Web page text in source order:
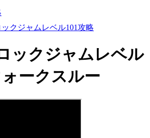
クジャムレベル101攻略
ックジャムレベル
ークスルー